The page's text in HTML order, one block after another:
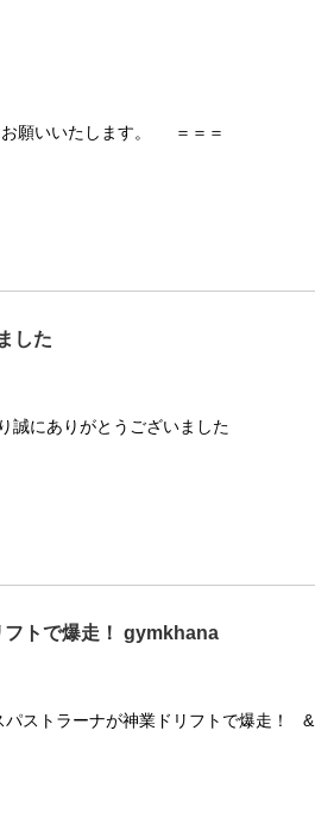
お願いいたします。 ＝＝＝
した
誠にありがとうございました
フトで爆走！ gymkhana
パストラーナが神業ドリフトで爆走！ &